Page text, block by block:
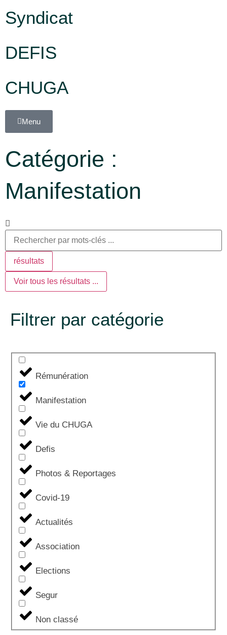
Syndicat
DEFIS
CHUGA
Menu
Catégorie :
Manifestation
résultats
Voir tous les résultats ...
Filtrer par catégorie
Rémunération
Manifestation
Vie du CHUGA
Defis
Photos & Reportages
Covid-19
Actualités
Association
Elections
Segur
Non classé